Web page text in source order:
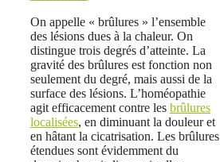
On appelle « brûlures » l’ensemble
des lésions dues à la chaleur. On
distingue trois degrés d’atteinte. La
gravité des brûlures est fonction non
seulement du degré, mais aussi de la
surface des lésions. L’homéopathie
agit efficacement contre les brûlures
localisées, en diminuant la douleur et
en hâtant la cicatrisation. Les brûlures
étendues sont évidemment du